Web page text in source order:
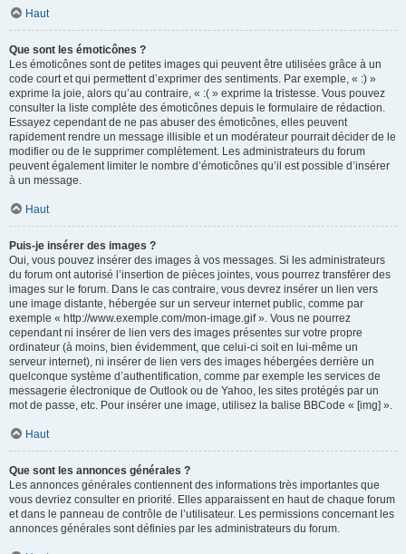
Haut
Que sont les émoticônes ?
Les émoticônes sont de petites images qui peuvent être utilisées grâce à un
code court et qui permettent d’exprimer des sentiments. Par exemple, « :) »
exprime la joie, alors qu’au contraire, « :( » exprime la tristesse. Vous pouvez
consulter la liste complète des émoticônes depuis le formulaire de rédaction.
Essayez cependant de ne pas abuser des émoticônes, elles peuvent
rapidement rendre un message illisible et un modérateur pourrait décider de le
modifier ou de le supprimer complètement. Les administrateurs du forum
peuvent également limiter le nombre d’émoticônes qu’il est possible d’insérer
à un message.
Haut
Puis-je insérer des images ?
Oui, vous pouvez insérer des images à vos messages. Si les administrateurs
du forum ont autorisé l’insertion de pièces jointes, vous pourrez transférer des
images sur le forum. Dans le cas contraire, vous devrez insérer un lien vers
une image distante, hébergée sur un serveur internet public, comme par
exemple « http://www.exemple.com/mon-image.gif ». Vous ne pourrez
cependant ni insérer de lien vers des images présentes sur votre propre
ordinateur (à moins, bien évidemment, que celui-ci soit en lui-même un
serveur internet), ni insérer de lien vers des images hébergées derrière un
quelconque système d’authentification, comme par exemple les services de
messagerie électronique de Outlook ou de Yahoo, les sites protégés par un
mot de passe, etc. Pour insérer une image, utilisez la balise BBCode « [img] ».
Haut
Que sont les annonces générales ?
Les annonces générales contiennent des informations très importantes que
vous devriez consulter en priorité. Elles apparaissent en haut de chaque forum
et dans le panneau de contrôle de l’utilisateur. Les permissions concernant les
annonces générales sont définies par les administrateurs du forum.